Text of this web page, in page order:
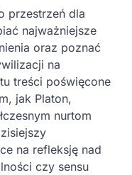
przestrzeń dla
najważniejsze
oraz poznać
na
treści poświęcone
jak Platon,
nurtom
na refleksję nad
czy sensu